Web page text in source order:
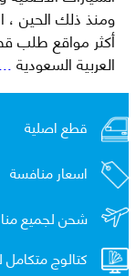
أكثر مواقع طلب
العربية السعودية
قطع اصلية
اسعار منافسة
شحن لجميع
كتالوج متكامل